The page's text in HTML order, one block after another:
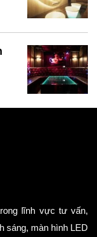
lĩnh vực tư vấn,
sáng, màn hình LED